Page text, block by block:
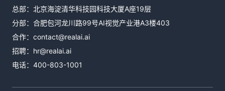
总部：北京海淀清华科技园科技大厦A座19层
分部：合肥包河龙川路99号AI视觉产业港A3楼403
合作： contact@realai.ai
招聘： hr@realai.ai
电话： 400-803-1001
邮件咨询
contact@realai.ai